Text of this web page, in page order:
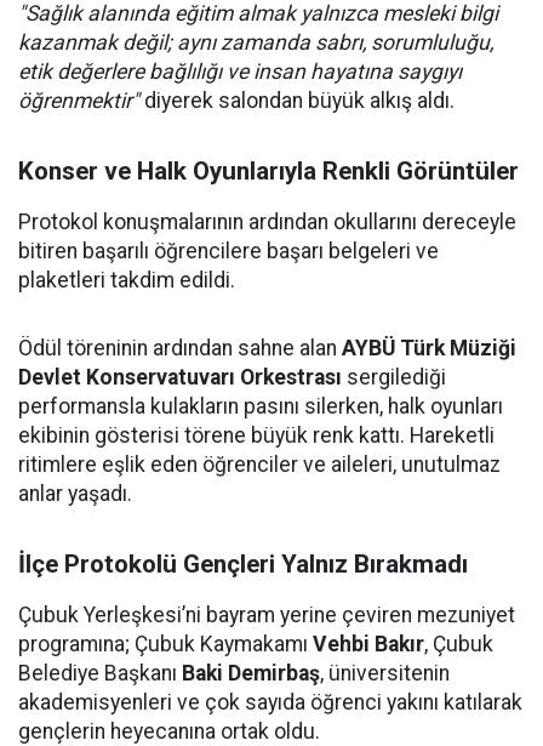
"Sağlık alanında eğitim almak yalnızca mesleki bilgi
kazanmak değil; aynı zamanda sabrı, sorumluluğu,
etik değerlere bağlılığı ve insan hayatına saygıyı
öğrenmektir"diyerek salondan büyük alkış aldı.
Konser ve Halk Oyunlarıyla Renkli Görüntüler
Protokol konuşmalarının ardından okullarını dereceyle
bitiren başarılı öğrencilere başarı belgeleri ve
plaketleri takdim edildi.
Ödül töreninin ardından sahne alan AYBÜ Türk Müziği
Devlet Konservatuvarı Orkestrası sergilediği
performansla kulakların pasını silerken, halk oyunları
ekibinin gösterisi törene büyük renk kattı. Hareketli
ritimlere eşlik eden öğrenciler ve aileleri, unutulmaz
anlar yaşadı.
İlçe Protokolü Gençleri Yalnız Bırakmadı
Çubuk Yerleşkesi’ni bayram yerine çeviren mezuniyet
programına; Çubuk Kaymakamı Vehbi Bakır, Çubuk
Belediye Başkanı Baki Demirbaş, üniversitenin
akademisyenleri ve çok sayıda öğrenci yakını katılarak
gençlerin heyecanına ortak oldu.